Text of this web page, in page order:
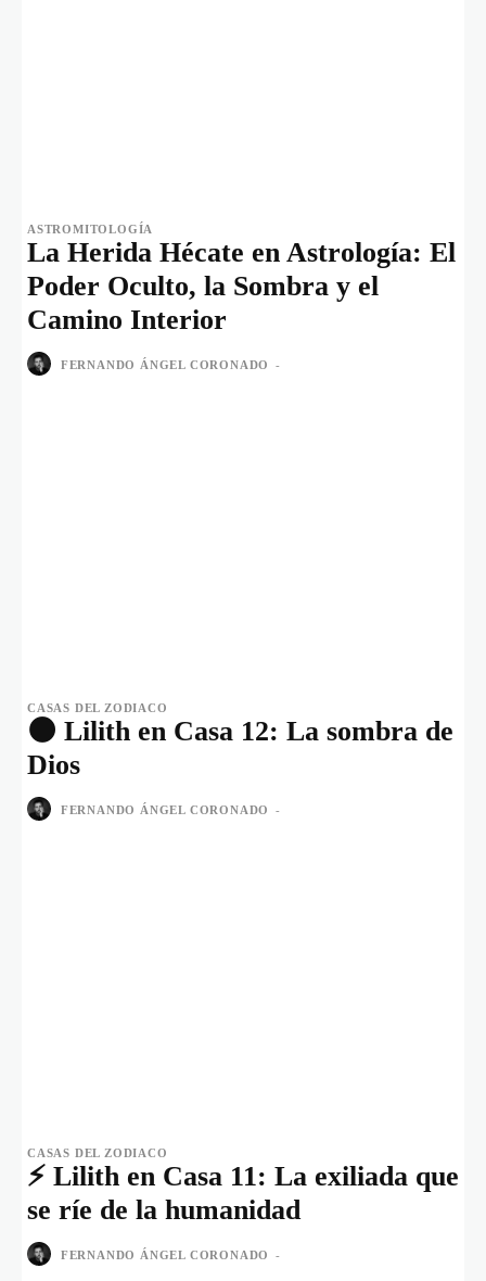
ASTROMITOLOGÍA
La Herida Hécate en Astrología: El
Poder Oculto, la Sombra y el
Camino Interior
FERNANDO ÁNGEL CORONADO -
CASAS DEL ZODIACO
🌑 Lilith en Casa 12: La sombra de
Dios
FERNANDO ÁNGEL CORONADO -
CASAS DEL ZODIACO
⚡ Lilith en Casa 11: La exiliada que
se ríe de la humanidad
FERNANDO ÁNGEL CORONADO -